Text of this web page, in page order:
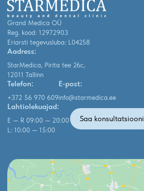
Grand Medica OÜ
Reg. kood: 12972903
Eriarsti tegevusluba: L04258
Aadress:
StarMedica, Pirita tee 26c,
12011 Tallinn
Telefon:
+372 56 970 609
E-post:
info@starmedica.ee
Lahtiolekuajad:
E — R 09:00 — 20:00
L: 10:00 — 15:00
Saa konsultatsiooni